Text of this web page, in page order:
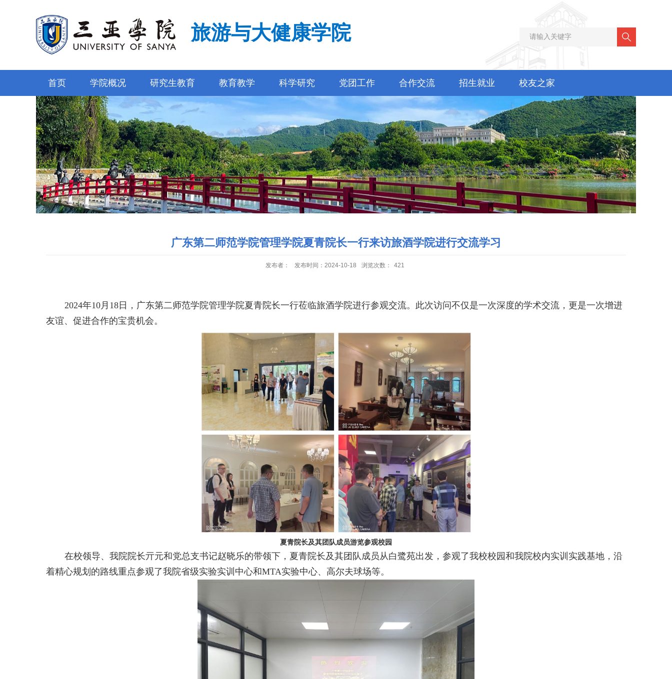
旅游与大健康学院
首页 学院概况 研究生教育 教育教学 科学研究 党团工作 合作交流 招生就业 校友之家
广东第二师范学院管理学院夏青院长一行来访旅酒学院进行交流学习
发布者： 发布时间：2024-10-18 浏览次数： 421
2024年10月 18 日，广东第二师范学院管理学院夏青院长一行莅临旅酒学院进行参观交流。此次访问不仅是一次深度的学术交流，更是一次增进
友谊、促进合作的宝贵机会。
夏青院长及其团队成员游览参观校园
在校领导、我院院长亓元和党总支书记赵晓乐的带领下，夏青院长及其团队成员从白鹭苑出发，参观了我校校园和我院校内实训实践基地，沿
着精心规划的路线重点参观了我院省级实验实训中心和MTA实验中心、高尔夫球场等。